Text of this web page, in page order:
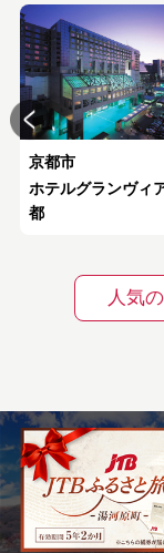
京都市
ホテルグランヴィ
都
人気